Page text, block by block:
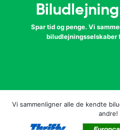
Spar tid og penge. Vi
biludlejningsselskaber
Vi sammenligner alle de kendte
andre!